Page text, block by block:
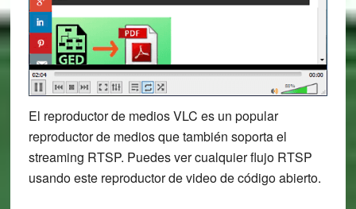
El reproductor de medios VLC es un popular
reproductor de medios que también soporta el
streaming RTSP. Puedes ver cualquier flujo RTSP
usando este reproductor de video de código abierto.